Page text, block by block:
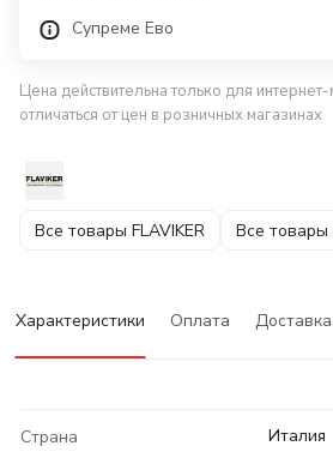
Супреме Ево
Цена действительна только для
отличаться от цен в розничных магазинах
Все товары FLAVIKER Все товары
Характеристики Оплата Доставка
Страна Италия